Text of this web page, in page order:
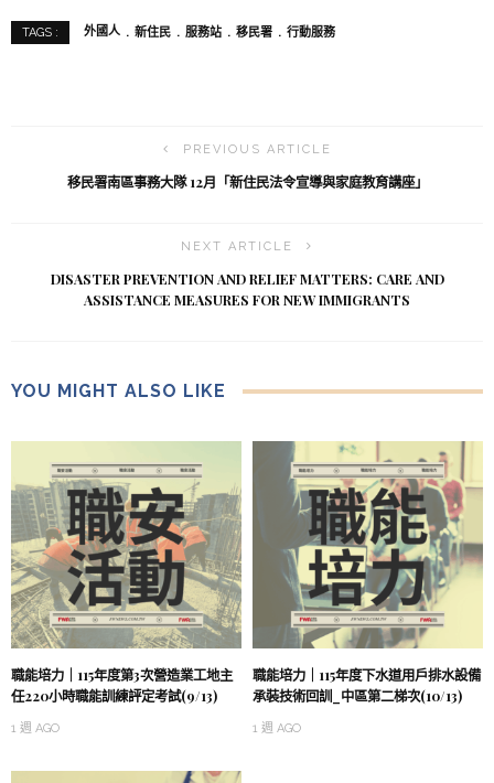
TAGS : 外國人 新住民 服務站 移民署 行動服務
PREVIOUS ARTICLE
移民署南區事務大隊 12月「新住民法令宣導與家庭教育講座」
NEXT ARTICLE
DISASTER PREVENTION AND RELIEF MATTERS: CARE AND
ASSISTANCE MEASURES FOR NEW IMMIGRANTS
YOU MIGHT ALSO LIKE
職能培力｜115年度第3次營造業工地主
任220小時職能訓練評定考試(9/13)
1 週 AGO
職能培力｜115年度下水道用戶排水設備
承裝技術回訓_中區第二梯次(10/13)
1 週 AGO